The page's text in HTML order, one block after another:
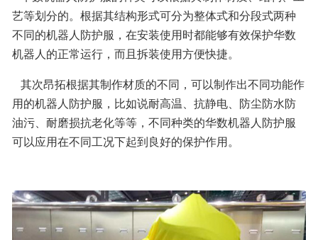
艺等划分的。根据其结构形式可分为整体式和分段式两种
不同的机器人防护服，在安装使用时都能够有效保护华数
机器人的正常运行，而且拆装使用方便快捷。
用的机器人防护服，比如说耐高温、抗静电、防尘防水防
油污、耐磨损抗老化等等，不同种类的华数机器人防护服
可以应用在不同工况下起到良好的保护作用。